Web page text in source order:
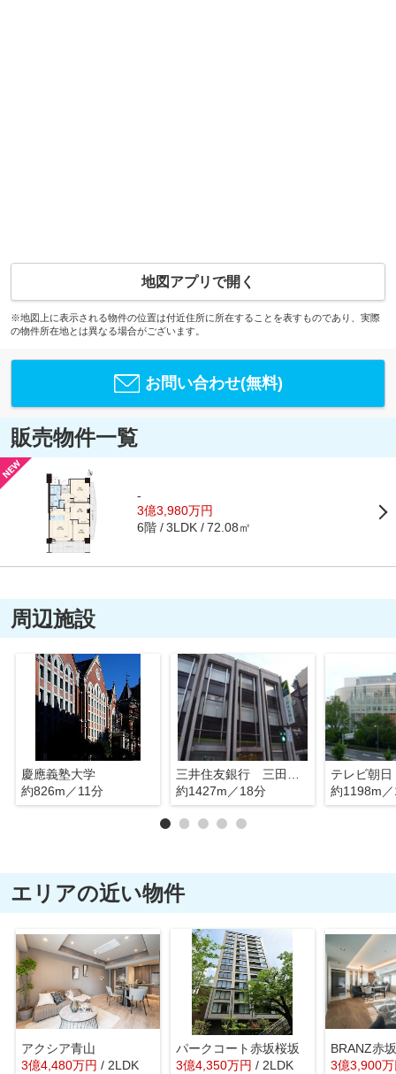
地図アプリで開く
※地図上に表示される物件の位置は付近住所に所在することを表すものであり、実際
の物件所在地とは異なる場合がございます。
お問い合わせ(無料)
販売物件一覧
-
3億3,980万円
6階 3LDK 72.08㎡
周辺施設
慶應義塾大学
約826m／11分
約1427m／18分
テレビ朝
約1198m
エリアの近い物件
アクシア青山
3億4,480万円 / 2LDK
パークコート赤坂桜坂
3億4,350万円 / 2LDK
BRANZ赤坂
3億3,900万